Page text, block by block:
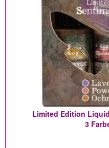
Limited Edition
3